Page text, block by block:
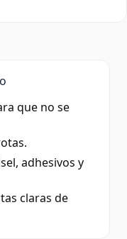
que no se
adhesivos y
claras de